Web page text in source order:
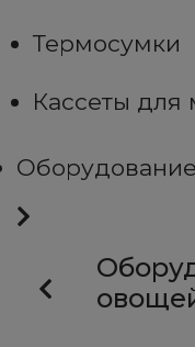
Термосумки
Кассеты для